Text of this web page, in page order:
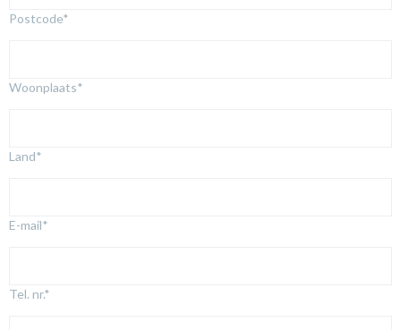
Postcode*
Woonplaats*
Land*
E-mail*
Tel. nr.*